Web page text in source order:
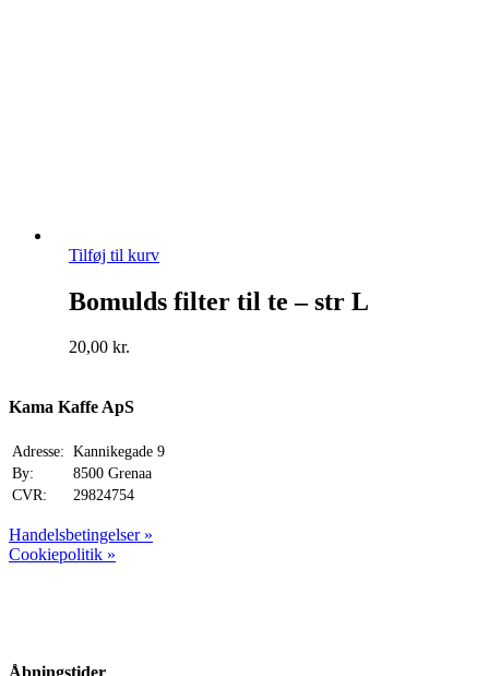
Tilføj til kurv
Bomulds filter til te – str L
20,00 kr.
Kama Kaffe ApS
Adresse: Kannikegade 9
By:
8500 Grenaa
CVR:
29824754
Handelsbetingelser »
Cookiepolitik »